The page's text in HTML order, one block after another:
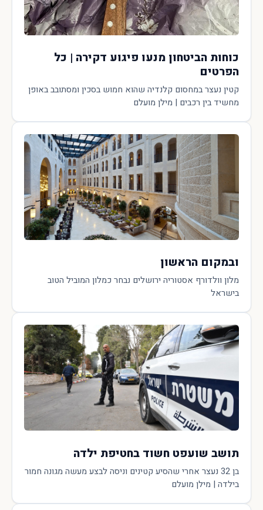
כוחות הביטחון מנעו פיגוע דקירה | כל
הפרטים
קטין נעצר במחסום קלנדיה שהוא חמוש בסכין ומסתובב באופן
מחשיד בין רכבים | מילן מועלם
ובמקום הראשון
מלון וולדורף אסטוריה ירושלים נבחר כמלון המוביל הטוב
בישראל
תושב שועפט חשוד בחטיפת ילדה
בן 32 נעצר אחרי שהסיע קטינים וניסה לבצע מעשה מגונה חמור
בילדה | מילן מועלם